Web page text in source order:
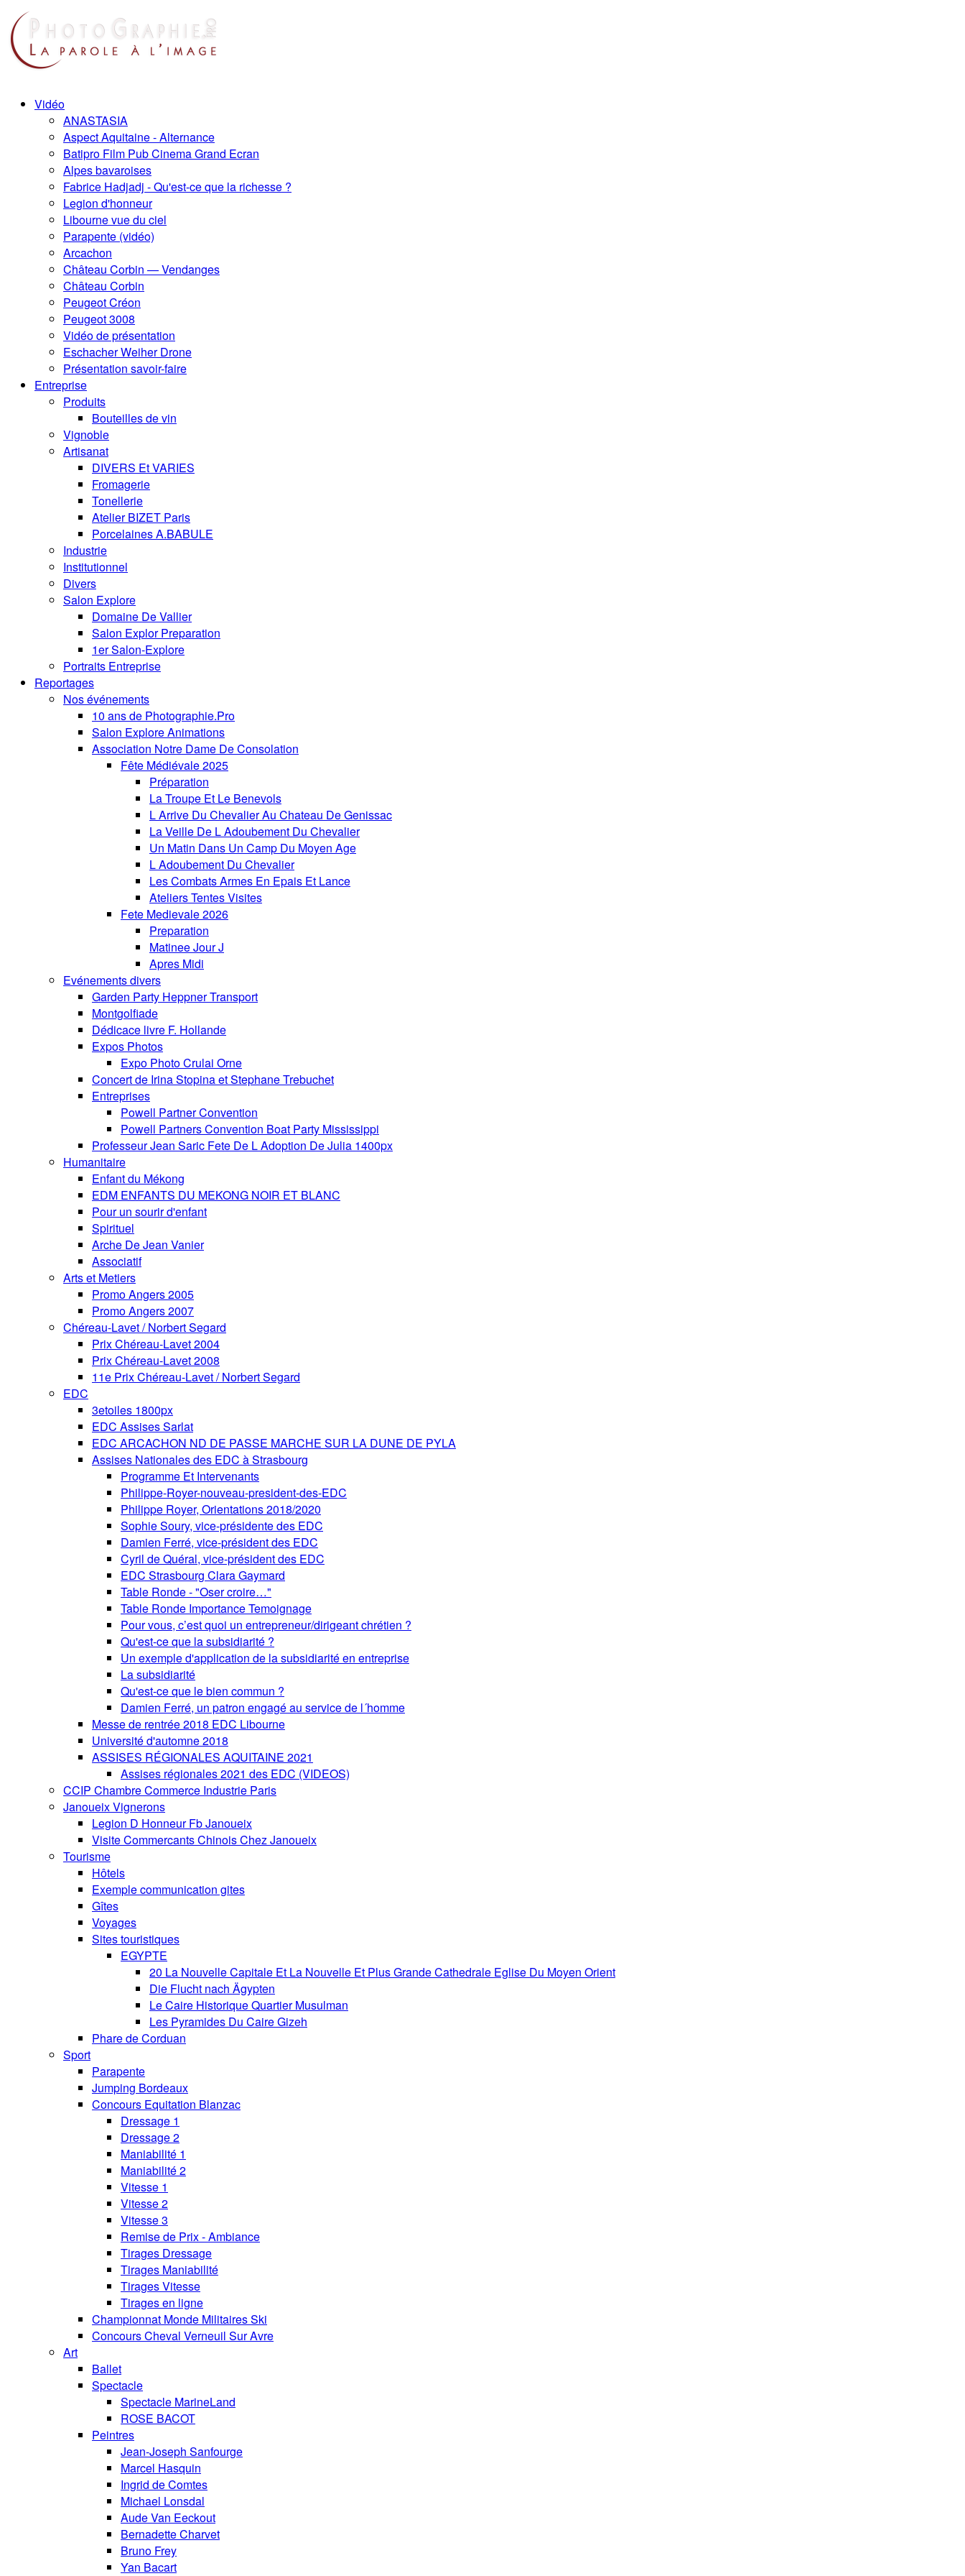
Vidéo
ANASTASIA
Aspect Aquitaine - Alternance
Batipro Film Pub Cinema Grand Ecran
Alpes bavaroises
Fabrice Hadjadj - Qu'est-ce que la richesse ?
Legion d'honneur
Libourne vue du ciel
Parapente (vidéo)
Arcachon
Château Corbin — Vendanges
Château Corbin
Peugeot Créon
Peugeot 3008
Vidéo de présentation
Eschacher Weiher Drone
Présentation savoir-faire
Entreprise
Produits
Bouteilles de vin
Vignoble
Artisanat
DIVERS Et VARIES
Fromagerie
Tonellerie
Atelier BIZET Paris
Porcelaines A.BABULE
Industrie
Institutionnel
Divers
Salon Explore
Domaine De Vallier
Salon Explor Preparation
1er Salon-Explore
Portraits Entreprise
Reportages
Nos événements
10 ans de Photographie.Pro
Salon Explore Animations
Association Notre Dame De Consolation
Fête Médiévale 2025
Préparation
La Troupe Et Le Benevols
L Arrive Du Chevalier Au Chateau De Genissac
La Veille De L Adoubement Du Chevalier
Un Matin Dans Un Camp Du Moyen Age
L Adoubement Du Chevalier
Les Combats Armes En Epais Et Lance
Ateliers Tentes Visites
Fete Medievale 2026
Preparation
Matinee Jour J
Apres Midi
Evénements divers
Garden Party Heppner Transport
Montgolfiade
Dédicace livre F. Hollande
Expos Photos
Expo Photo Crulai Orne
Concert de Irina Stopina et Stephane Trebuchet
Entreprises
Powell Partner Convention
Powell Partners Convention Boat Party Mississippi
Professeur Jean Saric Fete De L Adoption De Julia 1400px
Humanitaire
Enfant du Mékong
EDM ENFANTS DU MEKONG NOIR ET BLANC
Pour un sourir d'enfant
Spirituel
Arche De Jean Vanier
Associatif
Arts et Metiers
Promo Angers 2005
Promo Angers 2007
Chéreau-Lavet / Norbert Segard
Prix Chéreau-Lavet 2004
Prix Chéreau-Lavet 2008
11e Prix Chéreau-Lavet / Norbert Segard
EDC
3etoiles 1800px
EDC Assises Sarlat
EDC ARCACHON ND DE PASSE MARCHE SUR LA DUNE DE PYLA
Assises Nationales des EDC à Strasbourg
Programme Et Intervenants
Philippe-Royer-nouveau-president-des-EDC
Philippe Royer, Orientations 2018/2020
Sophie Soury, vice-présidente des EDC
Damien Ferré, vice-président des EDC
Cyril de Quéral, vice-président des EDC
EDC Strasbourg Clara Gaymard
Table Ronde - "Oser croire…"
Table Ronde Importance Temoignage
Pour vous, c’est quoi un entrepreneur/dirigeant chrétien ?
Qu'est-ce que la subsidiarité ?
Un exemple d'application de la subsidiarité en entreprise
La subsidiarité
Qu'est-ce que le bien commun ?
Damien Ferré, un patron engagé au service de l´homme
Messe de rentrée 2018 EDC Libourne
Université d'automne 2018
ASSISES RÉGIONALES AQUITAINE 2021
Assises régionales 2021 des EDC (VIDEOS)
CCIP Chambre Commerce Industrie Paris
Janoueix Vignerons
Legion D Honneur Fb Janoueix
Visite Commercants Chinois Chez Janoueix
Tourisme
Hôtels
Exemple communication gites
Gîtes
Voyages
Sites touristiques
EGYPTE
20 La Nouvelle Capitale Et La Nouvelle Et Plus Grande Cathedrale Eglise Du Moyen Orient
Die Flucht nach Ägypten
Le Caire Historique Quartier Musulman
Les Pyramides Du Caire Gizeh
Phare de Corduan
Sport
Parapente
Jumping Bordeaux
Concours Equitation Blanzac
Dressage 1
Dressage 2
Maniabilité 1
Maniabilité 2
Vitesse 1
Vitesse 2
Vitesse 3
Remise de Prix - Ambiance
Tirages Dressage
Tirages Maniabilité
Tirages Vitesse
Tirages en ligne
Championnat Monde Militaires Ski
Concours Cheval Verneuil Sur Avre
Art
Ballet
Spectacle
Spectacle MarineLand
ROSE BACOT
Peintres
Jean-Joseph Sanfourge
Marcel Hasquin
Ingrid de Comtes
Michael Lonsdal
Aude Van Eeckout
Bernadette Charvet
Bruno Frey
Yan Bacart